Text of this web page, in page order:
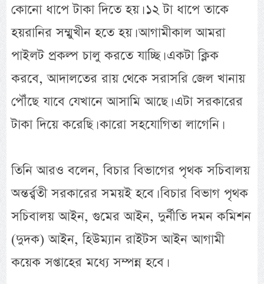
কোনো ধাপে টাকা দিতে হয়। ১২ টা ধাপে তাকে
হয়রানির সম্মুখীন হতে হয়। আগামীকাল আমরা
পাইলট প্রকল্প চালু করতে যাচ্ছি। একটা ক্লিক
করবে, আদালতের রায় থেকে সরাসরি জেল খানায়
পৌঁছে যাবে যেখানে আসামি আছে। এটা সরকারের
টাকা দিয়ে করেছি। কারো সহযোগিতা লাগেনি।
তিনি আরও বলেন, বিচার বিভাগের পৃথক সচিবালয়
অন্তর্র্বতী সরকারের সময়ই হবে। বিচার বিভাগ পৃথক
সচিবালয় আইন, গুমের আইন, দুর্নীতি দমন কমিশন
(দুদক) আইন, হিউম্যান রাইটস আইন আগামী
কয়েক সপ্তাহের মধ্যে সম্পন্ন হবে।